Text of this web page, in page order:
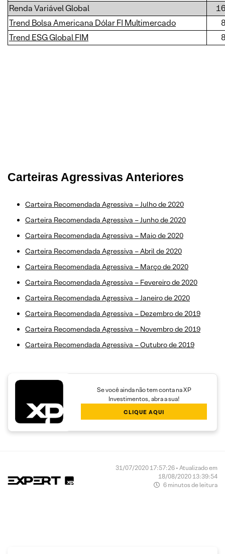
Renda Variável Global
Trend Bolsa Americana Dólar FI Multimercado
Trend ESG Global FIM
Carteiras Agressivas Anteriores
Carteira Recomendada Agressiva – Julho de 2020
Carteira Recomendada Agressiva – Junho de 2020
Carteira Recomendada Agressiva – Maio de 2020
Carteira Recomendada Agressiva – Abril de 2020
Carteira Recomendada Agressiva – Março de 2020
Carteira Recomendada Agressiva – Fevereiro de 2020
Carteira Recomendada Agressiva – Janeiro de 2020
Carteira Recomendada Agressiva – Dezembro de 2019
Carteira Recomendada Agressiva – Novembro de 2019
Carteira Recomendada Agressiva – Outubro de 2019
Se você ainda não tem conta na XP
Investimentos, abra a sua!
CLIQUE AQUI
31/07/2020 17:57:26 • Atualizado em
18/08/2020 13:39:54
6 minutos de leitura